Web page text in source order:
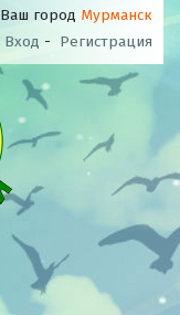
Ваш город Мурманск
Вход - Регистрация